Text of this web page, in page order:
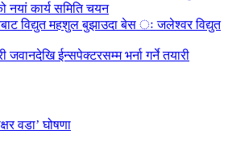
नयां कार्य समिति चयन
विद्युत महशुल बुझाउदा बेस ः जलेश्वर विद्युत
ईन्सपेक्टरसम्म भर्ना गर्ने तयारी
वडा’ घोषणा